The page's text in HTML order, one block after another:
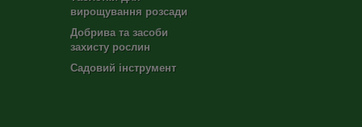
вирощування розсади
Добрива та засоби
захисту рослин
Садовий інструмент